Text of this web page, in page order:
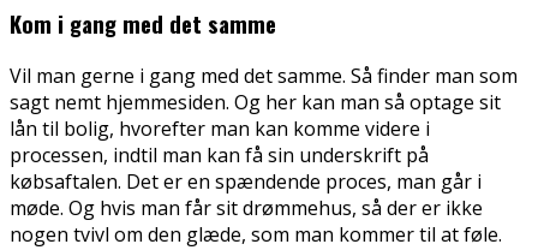
Kom i gang med det samme
Vil man gerne i gang med det samme. Så finder man som
sagt nemt hjemmesiden. Og her kan man så optage sit
lån til bolig, hvorefter man kan komme videre i
processen, indtil man kan få sin underskrift på
købsaftalen. Det er en spændende proces, man går i
møde. Og hvis man får sit drømmehus, så der er ikke
nogen tvivl om den glæde, som man kommer til at føle.